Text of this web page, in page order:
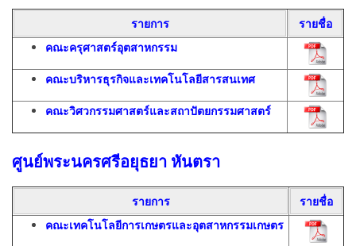
รายการ
รายชื่อ
คณะครุศาสตร์อุตสาหกรรม
คณะบริหารธุรกิจและเทคโนโลยีสารสนเทศ
คณะวิศวกรรมศาสตร์และสถาปัตยกรรมศาสตร์
ศูนย์พระนครศรีอยุธยา หันตรา
รายการ
รายชื่อ
คณะเทคโนโลยีการเกษตรและอุตสาหกรรมเกษตร